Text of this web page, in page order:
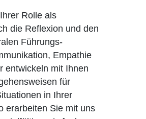
Rolle als
die Reflexion und den
Führungs-
Empathie
entwickeln mit Ihnen
für
in Ihrer
erarbeiten Sie mit uns